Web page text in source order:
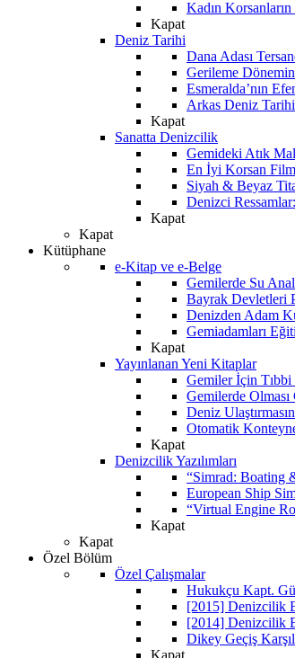
Kadın
Kapat
Deniz Tarihi
Dana Adası
Gerileme
Esmeralda’nın
Arkas Deniz
Kapat
Sanatta Denizcilik
Gemideki Atık
En İyi Korsan
Siyah & Beyaz
Denizci
Kapat
Kapat
Kütüphane
e-Kitap ve e-Belge
Gemilerde Su
Bayrak Devletleri
Denizden Adam
Gemiadamları
Kapat
Yayınlanan Yeni Kitaplar
Gemiler İçin Tıbbi
Gemilerde
Deniz
Otomatik
Kapat
Denizcilik Yazılımları
“Simrad: Boating
European Ship
“Virtual Engine
Kapat
Kapat
Özel Bölüm
Özel Çalışmalar
Hukukçu Kapt.
[2015] Denizcilik
[2014] Denizcilik
Dikey Geçiş
Kapat